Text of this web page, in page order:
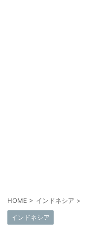
HOME > インドネシア >
インドネシア